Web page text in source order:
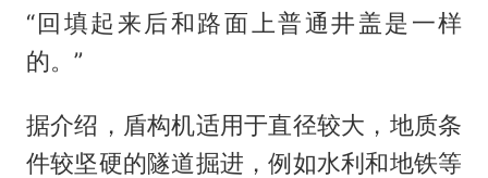
“回填起来后和路面上普通井盖是一样
的。”
据介绍，盾构机适用于直径较大，地质条
件较坚硬的隧道掘进，例如水利和地铁等